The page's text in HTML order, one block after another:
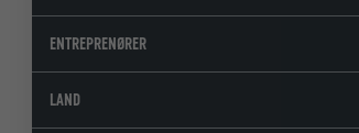
ENTREPRENØRER
LAND